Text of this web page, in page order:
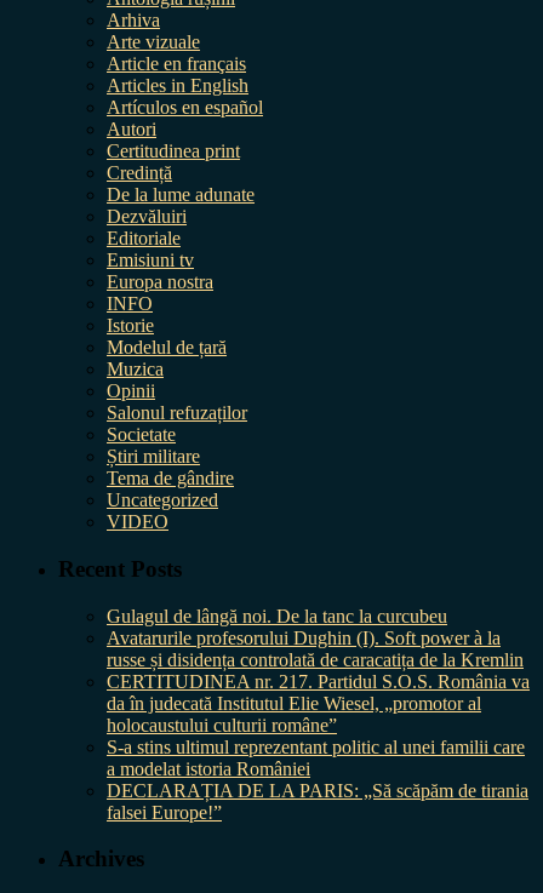
Arhiva
Arte vizuale
Article en français
Articles in English
Artículos en español
Autori
Certitudinea print
Credință
De la lume adunate
Dezvăluiri
Editoriale
Emisiuni tv
Europa nostra
INFO
Istorie
Modelul de țară
Muzica
Opinii
Salonul refuzaților
Societate
Știri militare
Tema de gândire
Uncategorized
VIDEO
Recent Posts
Gulagul de lângă noi. De la tanc la curcubeu
Avatarurile profesorului Dughin (I). Soft power à la
russe și disidența controlată de caracatița de la Kremlin
CERTITUDINEA nr. 217. Partidul S.O.S. România va
da în judecată Institutul Elie Wiesel, „promotor al
holocaustului culturii române”
S-a stins ultimul reprezentant politic al unei familii care
a modelat istoria României
DECLARAȚIA DE LA PARIS: „Să scăpăm de tirania
falsei Europe!”
Archives